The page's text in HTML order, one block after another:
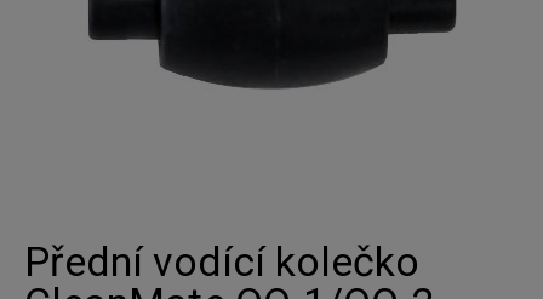
Přední vodící kolečko